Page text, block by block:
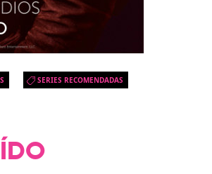
SERIES RECOMENDADAS